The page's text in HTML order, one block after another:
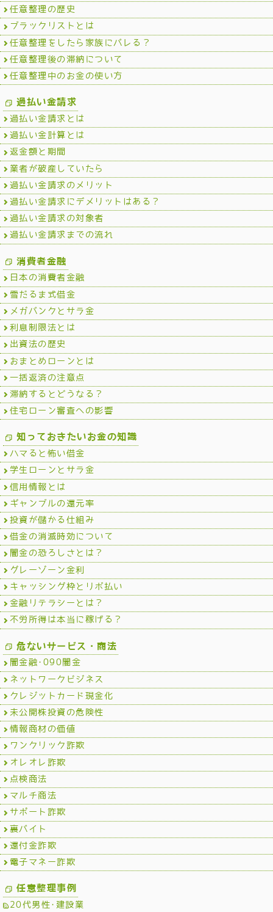
任意整理の歴史
ブラックリストとは
任意整理をしたら家族にバレる？
任意整理後の滞納について
任意整理中のお金の使い方
過払い金請求
過払い金請求とは
過払い金計算とは
返金額と期間
業者が破産していたら
過払い金請求のメリット
過払い金請求にデメリットはある？
過払い金請求の対象者
過払い金請求までの流れ
消費者金融
日本の消費者金融
雪だるま式借金
メガバンクとサラ金
利息制限法とは
出資法の歴史
おまとめローンとは
一括返済の注意点
滞納するとどうなる？
住宅ローン審査への影響
知っておきたいお金の知識
ハマると怖い借金
学生ローンとサラ金
信用情報とは
ギャンブルの還元率
投資が儲かる仕組み
借金の消滅時効について
闇金の恐ろしさとは？
グレーゾーン金利
キャッシング枠とリボ払い
金融リテラシーとは？
不労所得は本当に稼げる？
危ないサービス・商法
闇金融･090闇金
ネットワークビジネス
クレジットカード現金化
未公開株投資の危険性
情報商材の価値
ワンクリック詐欺
オレオレ詐欺
点検商法
マルチ商法
サポート詐欺
裏バイト
還付金詐欺
電子マネー詐欺
任意整理事例
20代男性･建設業